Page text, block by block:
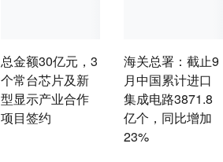
总金额30亿元，3
个常台芯片及新
型显示产业合作
项目签约
海关总署：截止9
月中国累计进口
集成电路3871.8
亿个，同比增加
23%